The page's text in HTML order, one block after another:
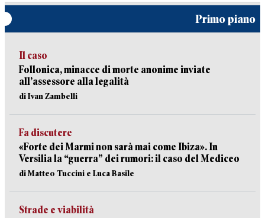
Primo piano
Il caso
Follonica, minacce di morte anonime inviate
all’assessore alla legalità
di Ivan Zambelli
Fa discutere
«Forte dei Marmi non sarà mai come Ibiza». In
Versilia la “guerra” dei rumori: il caso del Mediceo
di Matteo Tuccini e Luca Basile
Strade e viabilità